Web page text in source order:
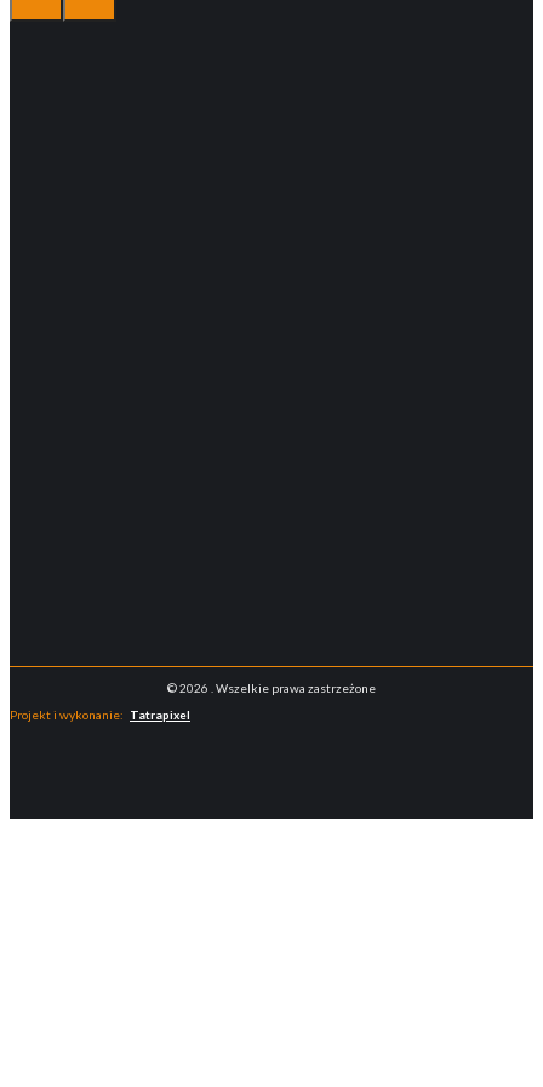
© 2026 . Wszelkie prawa zastrzeżone
Projekt i wykonanie: Tatrapixel